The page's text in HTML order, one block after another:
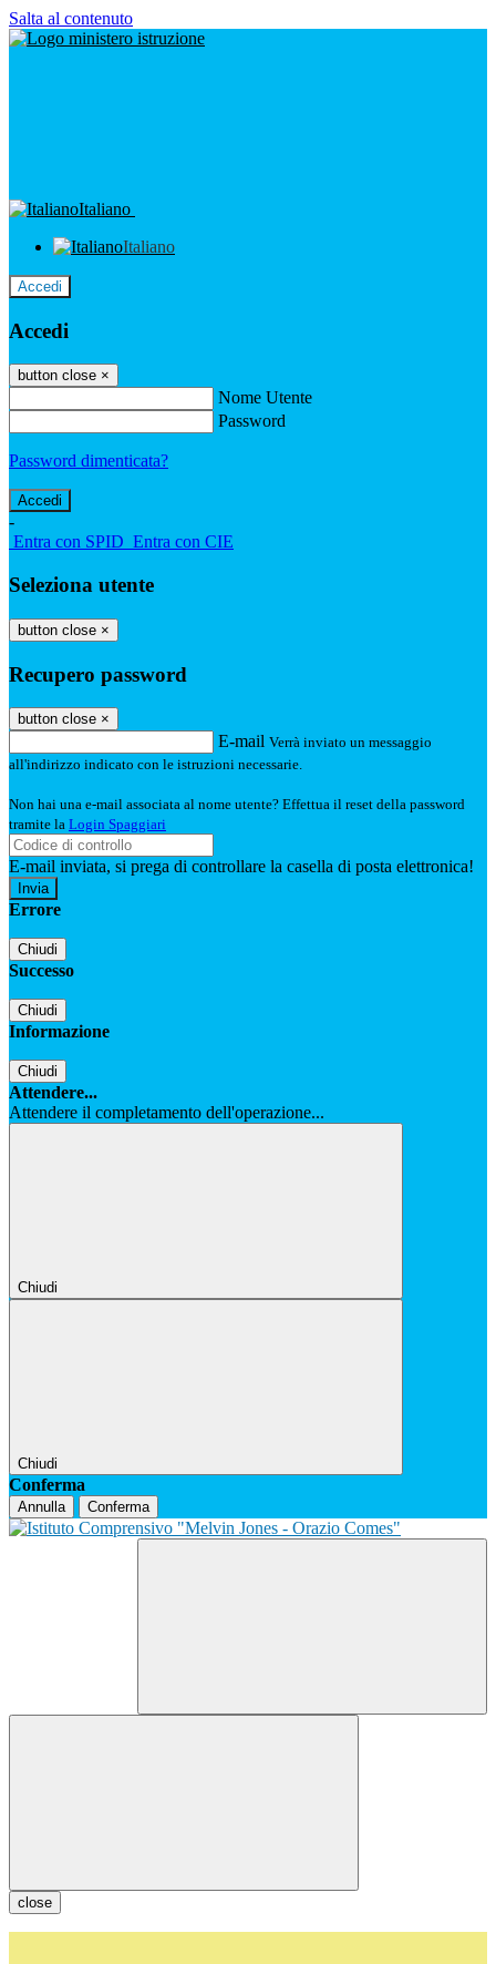
Salta al contenuto
Italiano
Italiano
Accedi
Accedi
button close ×
Nome Utente
Password
Password dimenticata?
-
Entra con SPID Entra con CIE
Seleziona utente
button close ×
Recupero password
button close ×
E-mail Verrà inviato un messaggio
all'indirizzo indicato con le istruzioni necessarie.
Non hai una e-mail associata al nome utente? Effettua il reset della password
tramite la Login Spaggiari
E-mail inviata, si prega di controllare la casella di posta elettronica!
Errore
Chiudi
Successo
Chiudi
Informazione
Chiudi
Attendere...
Attendere il completamento dell'operazione...
Chiudi
Chiudi
Conferma
Annulla Conferma
close